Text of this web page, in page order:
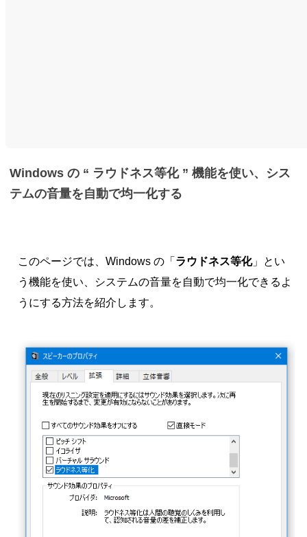
Windows の “ ラウドネス等化 ” 機能を使い、シス
テムの音量を自動で均一化する
このページでは、Windows の「 ラウドネス等化」とい
う機能を使い、システムの音量を自動で均一化できるよ
うにする方法を紹介します。